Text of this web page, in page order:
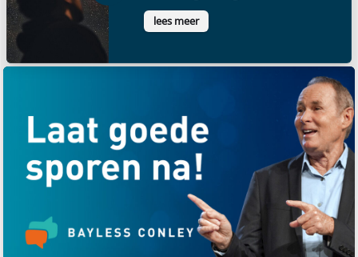
lees meer